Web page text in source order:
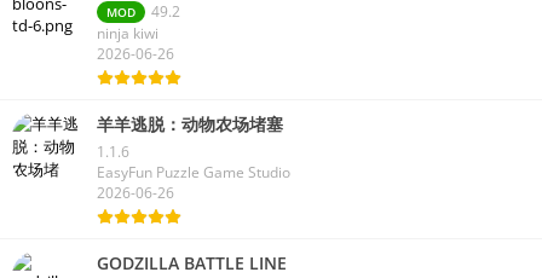
MOD
49.2
ninja kiwi
2026-06-26
羊羊逃脱：动物农场堵塞
1.1.6
EasyFun Puzzle Game Studio
2026-06-26
GODZILLA BATTLE LINE